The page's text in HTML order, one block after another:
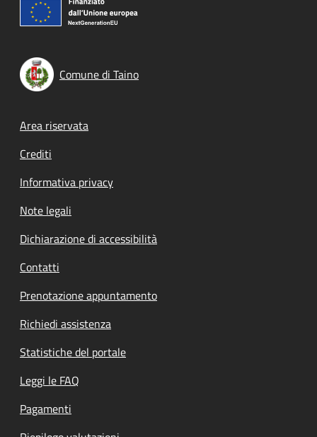
Comune di Taino
Footer menu
Area riservata
Crediti
Informativa privacy
Note legali
Dichiarazione di accessibilità
Contatti
Prenotazione appuntamento
Richiedi assistenza
Statistiche del portale
Leggi le FAQ
Pagamenti